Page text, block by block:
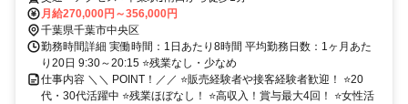
月給270,000円～356,000円
千葉県千葉市中央区
勤務時間詳細 実働時間：1日あたり8時間 平均勤務日数：1ヶ月あた
り20日 9:30～20:15 ⭐残業なし・少なめ
仕事内容 ＼＼ POINT！／／ ⭐販売経験者や接客経験者歓迎！ ⭐20
代・30代活躍中 ⭐残業ほぼなし！ ⭐高収入！賞与最大4回！ ⭐女性活